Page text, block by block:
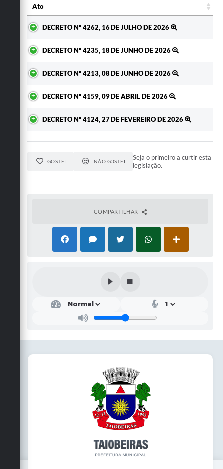
Ato
DECRETO Nº 4262, 16 DE JULHO DE 2026
DECRETO Nº 4235, 18 DE JUNHO DE 2026
DECRETO Nº 4213, 08 DE JUNHO DE 2026
DECRETO Nº 4159, 09 DE ABRIL DE 2026
DECRETO Nº 4124, 27 DE FEVEREIRO DE 2026
GOSTEI NÃO GOSTEI
Seja o primeiro a curtir esta
legislação.
COMPARTILHAR